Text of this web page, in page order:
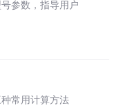
参数，指导用户
常用计算方法